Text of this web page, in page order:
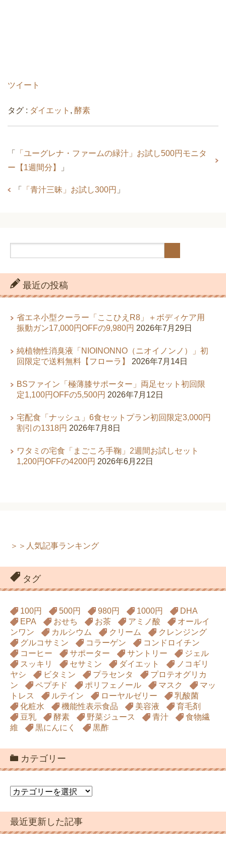
ツイート
タグ : ダイエット , 酵素
「
「ユーグレナ・ファームの緑汁」お試し500円モニタ
ー【1週間分】
」
「 「青汁三昧」お試し300円 」
最近の投稿
省エネ小型クーラー「ここひえR8」＋ボディケア用
振動ガン17,000円OFFの9,980円 2026年7月29日
純植物性消臭液「NIOINONNO（ニオイノンノ）」初
回限定で送料無料【フローラ】
2026年7月14日
BSファイン「極薄膝サポーター」両足セット初回限
定1,100円OFFの5,500円 2026年7月12日
宅配食「ナッシュ」6食セットプラン初回限定3,000円
割引の1318円 2026年7月8日
ワタミの宅食「まごころ手鞠」2週間お試しセット
1,200円OFFの4200円 2026年6月22日
＞＞人気記事ランキング
タグ
100円 500円 980円 1000円
DHA
EPA
おせち お茶 アミノ酸
オールイ
ンワン
カルシウム クリーム
クレンジング
グルコサミン
コラーゲン
コンドロイチン
コーヒー
サポーター サントリー
ジェル
スッキリ
セサミン ダイエット
ノコギリ
ヤシ
ビタミン プラセンタ
プロテオグリカ
ン
ペプチド ポリフェノール マスク
マッ
トレス
ルテイン ローヤルゼリー
乳酸菌
化粧水
機能性表示食品 美容液
育毛剤
豆乳
酵素 野菜ジュース 青汁
食物繊
維
黒にんにく 黒酢
カテゴリー
カ
ゴ
リ
ー
最近更新した記事